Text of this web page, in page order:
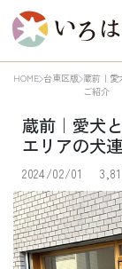
HOME 台東区版 蔵前｜愛
ご紹介
蔵前｜愛犬
エリアの犬
2024/02/01